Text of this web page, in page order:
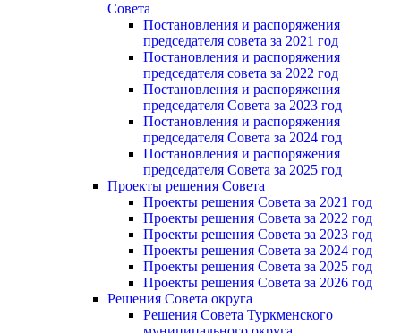
Cовета
Постановления и распоряжения
председателя совета за 2021 год
Постановления и распоряжения
председателя совета за 2022 год
Постановления и распоряжения
председателя Cовета за 2023 год
Постановления и распоряжения
председателя Cовета за 2024 год
Постановления и распоряжения
председателя Cовета за 2025 год
Проекты решения Cовета
Проекты решения Совета за 2021 год
Проекты решения Совета за 2022 год
Проекты решения Cовета за 2023 год
Проекты решения Совета за 2024 год
Проекты решения Совета за 2025 год
Проекты решения Совета за 2026 год
Решения Совета округа
Решения Совета Туркменского